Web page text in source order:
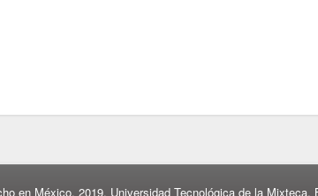
en México, 2019. Universidad Tecnológica de la Mixteca.